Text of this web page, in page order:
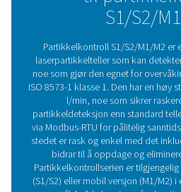
versjoner, og tilbyr
pålitelig trykkluft.
Holde